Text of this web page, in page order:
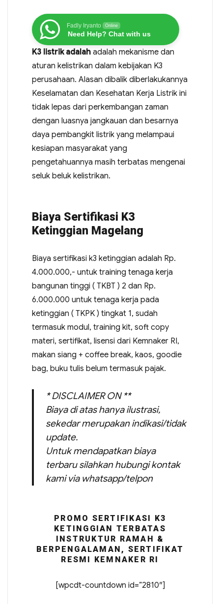
Fadly Iryanto Online
Need Help? Chat with us
K3 listrik adalahadalah mekanisme dan
aturan kelistrikan dalam kebijakan K3
perusahaan. Alasan dibalik diberlakukannya
Keselamatan dan Kesehatan Kerja Listrik ini
tidak lepas dari perkembangan zaman
dengan luasnya jangkauan dan besarnya
daya pembangkit listrik yang melampaui
kesiapan masyarakat yang
pengetahuannya masih terbatas mengenai
seluk beluk kelistrikan.
Biaya Sertifikasi K3
Ketinggian Magelang
Biaya sertifikasi k3 ketinggian adalah Rp.
4.000.000,- untuk training tenaga kerja
bangunan tinggi ( TKBT ) 2 dan Rp.
6.000.000 untuk tenaga kerja pada
ketinggian ( TKPK ) tingkat 1, sudah
termasuk modul, training kit, soft copy
materi, sertifikat, lisensi dari Kemnaker RI,
makan siang + coffee break, kaos, goodie
bag, buku tulis belum termasuk pajak.
* DISCLAIMER ON **
Biaya di atas hanya ilustrasi,
sekedar merupakan indikasi/tidak
update.
Untuk mendapatkan biaya
terbaru silahkan hubungi kontak
kami via whatsapp/telpon
PROMO SERTIFIKASI K3
KETINGGIAN TERBATAS
INSTRUKTUR RAMAH &
BERPENGALAMAN, SERTIFIKAT
RESMI KEMNAKER RI
[wpcdt-countdown id=”2810″]